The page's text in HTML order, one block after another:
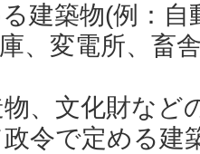
建築物(例：自
、変電所、畜
、文化財など
令で定める建